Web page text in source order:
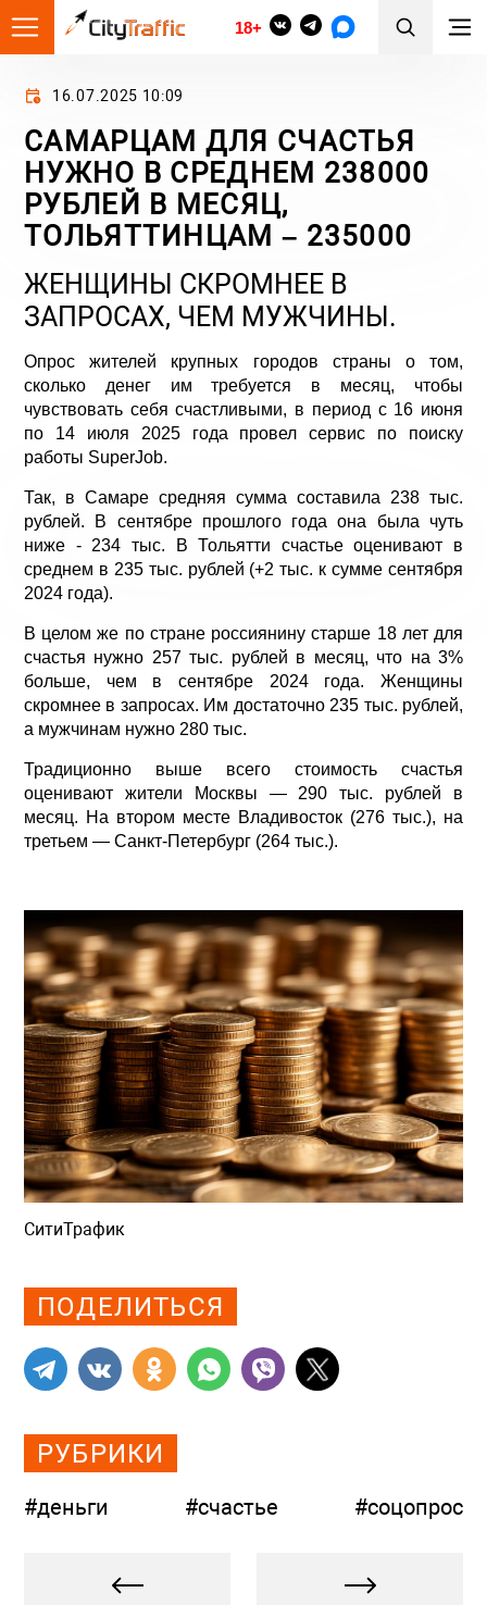
18+
16.07.2025 10:09
САМАРЦАМ ДЛЯ СЧАСТЬЯ
НУЖНО В СРЕДНЕМ 238000
РУБЛЕЙ В МЕСЯЦ,
ТОЛЬЯТТИНЦАМ – 235000
ЖЕНЩИНЫ СКРОМНЕЕ В
ЗАПРОСАХ, ЧЕМ МУЖЧИНЫ.
Опрос жителей крупных городов страны о том,
сколько денег им требуется в месяц, чтобы
чувствовать себя счастливыми, в период с 16 июня
по 14 июля 2025 года провел сервис по поиску
работы SuperJob.
Так, в Самаре средняя сумма составила 238 тыс.
рублей. В сентябре прошлого года она была чуть
ниже - 234 тыс. В Тольятти счастье оценивают в
среднем в 235 тыс. рублей (+2 тыс. к сумме сентября
2024 года).
В целом же по стране россиянину старше 18 лет для
счастья нужно 257 тыс. рублей в месяц, что на 3%
больше, чем в сентябре 2024 года. Женщины
скромнее в запросах. Им достаточно 235 тыс. рублей,
а мужчинам нужно 280 тыс.
Традиционно выше всего стоимость счастья
оценивают жители Москвы — 290 тыс. рублей в
месяц. На втором месте Владивосток (276 тыс.), на
третьем — Санкт-Петербург (264 тыс.).
СитиТрафик
ПОДЕЛИТЬСЯ
РУБРИКИ
#деньги #счастье #соцопрос